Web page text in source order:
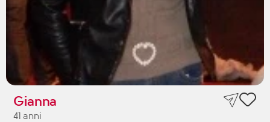
Gianna
41 anni